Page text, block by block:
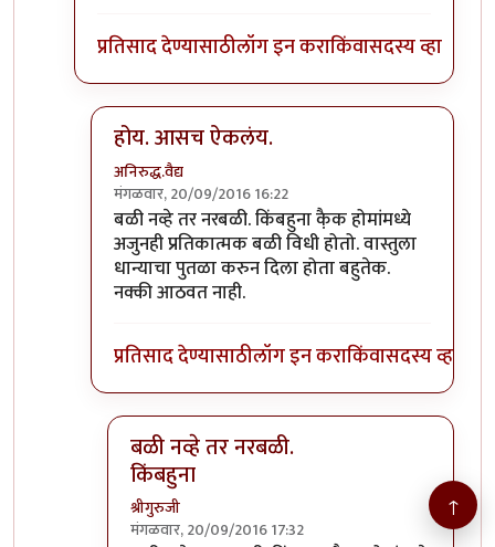
प्रतिसाद देण्यासाठीलॉग इन कराकिंवासदस्य व्हा
होय. आसच ऐकलंय.
अनिरुद्ध.वैद्य
मंगळवार, 20/09/2016 16:22
In reply to>>> नारळ फोडणे हे देखील बळीby
बळी नव्हे तर नरबळी. किंबहुना कै़क होमांमध्ये
अजुनही प्रतिकात्मक बळी विधी होतो. वास्तुला
धान्याचा पुतळा करुन दिला होता बहुतेक.
नक्की आठवत नाही.
प्रतिसाद देण्यासाठीलॉग इन कराकिंवासदस्य व्हा
बळी नव्हे तर नरबळी.
किंबहुना
श्रीगुरुजी
मंगळवार, 20/09/2016 17:32
↑